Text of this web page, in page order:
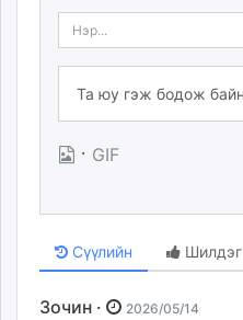
· GIF
Сүүлийн Шилдэг
Зочин · 2026/05/14